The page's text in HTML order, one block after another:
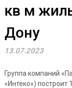
кв м
Дону
13.07.2023
Группа компаний
«Интеко»)